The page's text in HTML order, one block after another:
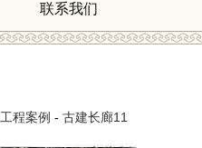
联系我们
工程案例 - 古建长廊11